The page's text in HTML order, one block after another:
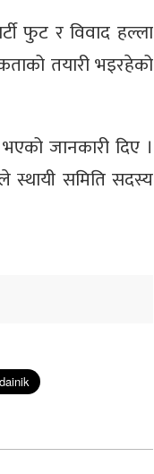
फुट र विवाद हल्ला
तयारी भइरहेको
जानकारी दिए ।
स्थायी समिति सदस्य